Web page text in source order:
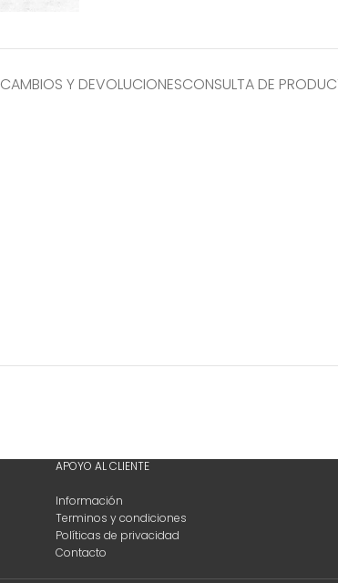
CAMBIOS Y DEVOLUCIONESCONSULTA DE
APOYO AL CLIENTE
Información
Terminos y condiciones
Políticas de privacidad
Contacto